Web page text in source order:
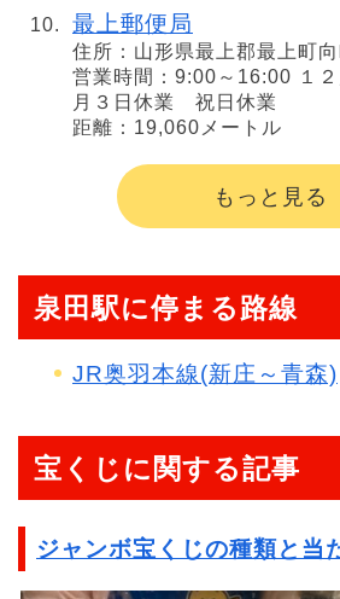
最上郵便局
住所：山形県最上郡最上町向
営業時間：9:00～16:00 １２
月３日休業 祝日休業
距離：19,060メートル
もっと見る
泉田駅に停まる路線
JR奥羽本線(新庄～青森)
宝くじに関する記事
ジャンボ宝くじの種類と当